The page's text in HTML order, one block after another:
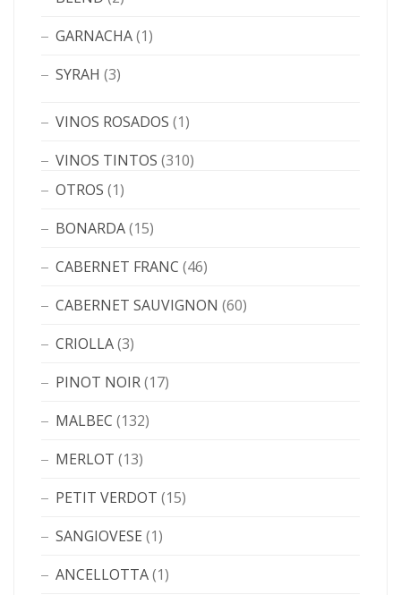
GARNACHA(1)
SYRAH (3)
VINOS ROSADOS (1)
VINOS TINTOS (310)
OTROS (1)
BONARDA(15)
CABERNET FRANC (46)
CABERNET SAUVIGNON (60)
CRIOLLA(3)
PINOT NOIR(17)
MALBEC (132)
MERLOT (13)
PETIT VERDOT (15)
SANGIOVESE (1)
ANCELLOTTA(1)